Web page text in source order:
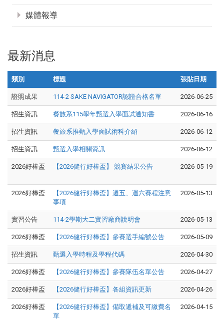
媒體報導
最新消息
類別 標題 張貼日期
證照成果 114-2 SAKE NAVIGATOR認證合格名單 2026-06-25
招生資訊 餐旅系115學年甄選入學面試通知書 2026-06-16
招生資訊 餐旅系推甄入學面試術科介紹 2026-06-12
招生資訊 甄選入學相關資訊 2026-06-12
2026好棒盃 【2026健行好棒盃】 競賽結果公告 2026-05-19
2026好棒盃
【2026健行好棒盃】週五、週六賽程注意
事項
2026-05-13
實習公告 114-2學期大二實習廠商說明會 2026-05-13
2026好棒盃 【2026健行好棒盃】參賽選手編號公告 2026-05-09
招生資訊 甄選入學時程及學程代碼 2026-04-30
2026好棒盃 【2026健行好棒盃】參賽隊伍名單公告 2026-04-27
2026好棒盃 【2026健行好棒盃】各組資訊更新 2026-04-26
2026好棒盃
【2026健行好棒盃】備取遞補及可繳費名
單
2026-04-15